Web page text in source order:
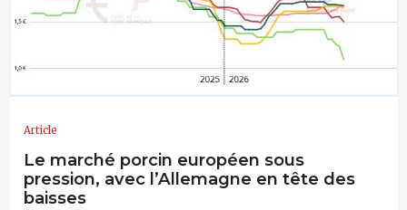
Article
Le marché porcin européen sous
pression, avec l’Allemagne en tête des
baisses